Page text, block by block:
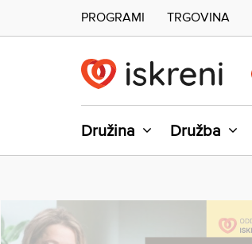
Družina Družba
PROGRAMI TRGOVINA